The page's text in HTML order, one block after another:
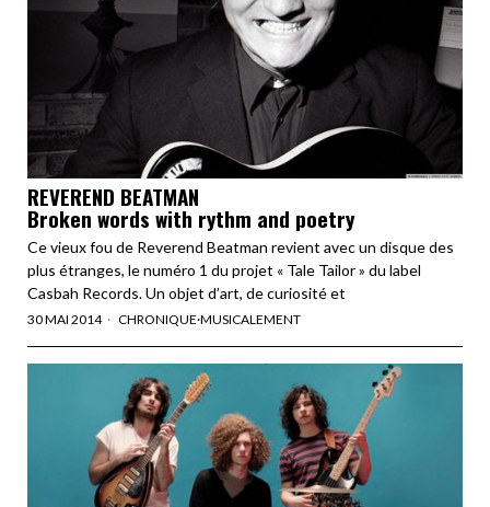
REVEREND BEATMAN
Broken words with rythm and poetry
Ce vieux fou de Reverend Beatman revient avec un disque des
plus étranges, le numéro 1 du projet « Tale Tailor » du label
Casbah Records. Un objet d’art, de curiosité et
30 MAI 2014 CHRONIQUE·MUSICALEMENT